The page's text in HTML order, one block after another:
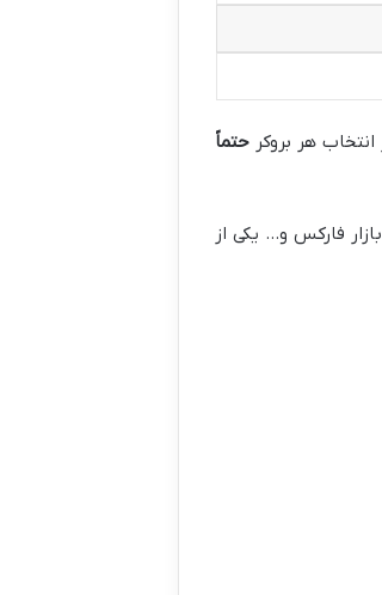
هر بروکر حتماً
فارکس و… یکی از